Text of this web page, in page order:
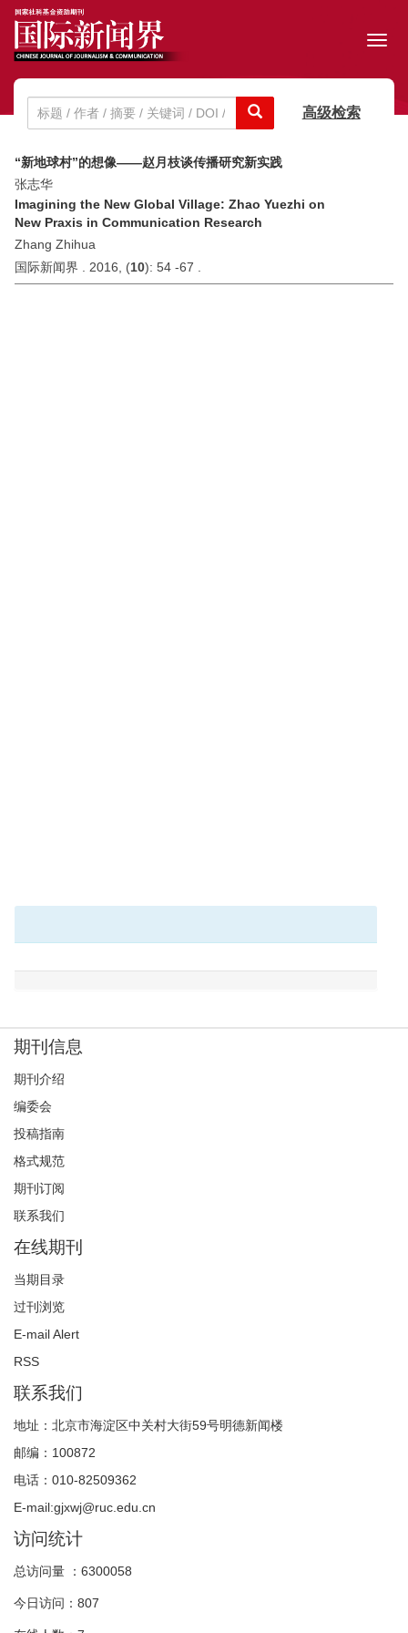
高级检索
“新地球村”的想像——赵月枝谈传播研究新实践
张志华
Imagining the New Global Village: Zhao Yuezhi on
New Praxis in Communication Research
Zhang Zhihua
国际新闻界 . 2016, (10): 54 -67 .
期刊信息
期刊介绍
编委会
投稿指南
格式规范
期刊订阅
联系我们
在线期刊
当期目录
过刊浏览
E-mail Alert
RSS
联系我们
地址：北京市海淀区中关村大街59号明德新闻楼
邮编：100872
电话：010-82509362
E-mail:gjxwj@ruc.edu.cn
访问统计
总访问量 ： 6300058
今日访问： 807